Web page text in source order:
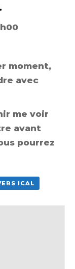
moment,
avec
me voir
avant
pourrez
ICAL